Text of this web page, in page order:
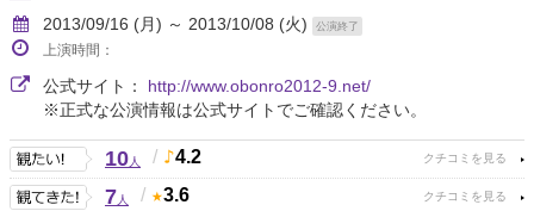
2013/09/16 (月) ～ 2013/10/08 (火)
公演終了
上演時間：
公式サイト： http://www.obonro2012-9.net/
※正式な公演情報は公式サイトでご確認ください。
10人 / 4.2
7人 / 3.6